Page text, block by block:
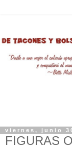
viernes, junio
FIGURAS